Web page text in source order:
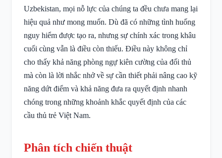
Uzbekistan, mọi nỗ lực của chúng ta đều chưa mang lại
hiệu quả như mong muốn. Dù đã có những tình huống
nguy hiểm được tạo ra, nhưng sự chính xác trong khâu
cuối cùng vẫn là điều còn thiếu. Điều này không chỉ
cho thấy khả năng phòng ngự kiên cường của đối thủ
mà còn là lời nhắc nhở về sự cần thiết phải nâng cao kỹ
năng dứt điểm và khả năng đưa ra quyết định nhanh
chóng trong những khoảnh khắc quyết định của các
cầu thủ trẻ Việt Nam.
Phân tích chiến thuật